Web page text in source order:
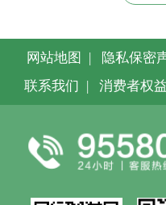
网站地图 隐私保密
联系我们
消费者权